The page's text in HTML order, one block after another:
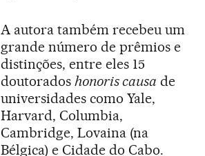
A autora também recebeu um
grande número de prêmios e
distinções, entre eles 15
doutorados honoris causa de
universidades como Yale,
Harvard, Columbia,
Cambridge, Lovaina (na
Bélgica) e Cidade do Cabo.